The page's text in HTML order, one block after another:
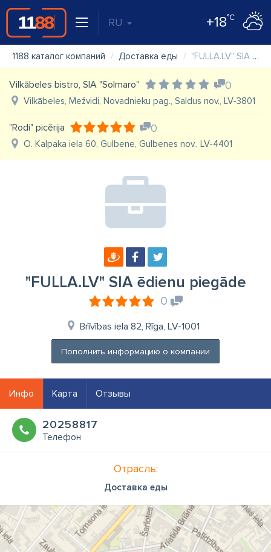
RU +18°C
1188 каталог компаний Доставка еды "FULLA.LV" SIA ēdienu piegāde
Vilkābeles bistro, SIA "Solmaro" 0
Vilkābeles, Mežvidi, Novadnieku pag., Saldus nov., LV-3801
"Rodi" picērija 0
O. Kalpaka iela 60, Gulbene, Gulbenes nov., LV-4401
"FULLA.LV" SIA ēdienu piegāde
0
Brīvības iela 82, Rīga, LV-1001
Пополнить информацию о компании
Инфо Карта Отзывы
20258817
Телефон
Отрасль:
Доставка еды